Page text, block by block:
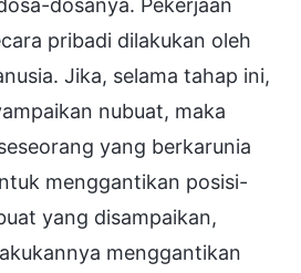
pribadi dilakukan oleh
Jika, selama tahap ini,
nubuat, maka
yang berkarunia
menggantikan posisi-
yang disampaikan,
menggantikan